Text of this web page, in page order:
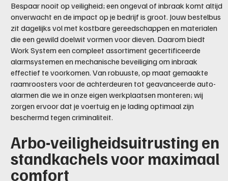
Bespaar nooit op veiligheid; een ongeval of inbraak komt altijd
onverwacht en de impact op je bedrijf is groot. Jouw bestelbus
zit dagelijks vol met kostbare gereedschappen en materialen
die een gewild doelwit vormen voor dieven. Daarom biedt
Work System een compleet assortiment gecertificeerde
alarmsystemen en mechanische beveiliging om inbraak
effectief te voorkomen. Van robuuste, op maat gemaakte
raamroosters voor de achterdeuren tot geavanceerde auto-
alarmen die we in onze eigen werkplaatsen monteren; wij
zorgen ervoor dat je voertuig en je lading optimaal zijn
beschermd tegen criminaliteit.
Arbo-veiligheidsuitrusting en
standkachels voor maximaal
comfort